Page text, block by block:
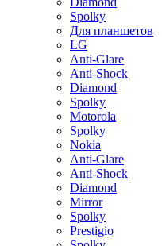
Spolky
Для планшетов
LG
Anti-Glare
Anti-Shock
Diamond
Spolky
Motorola
Spolky
Nokia
Anti-Glare
Anti-Shock
Diamond
Mirror
Spolky
Prestigio